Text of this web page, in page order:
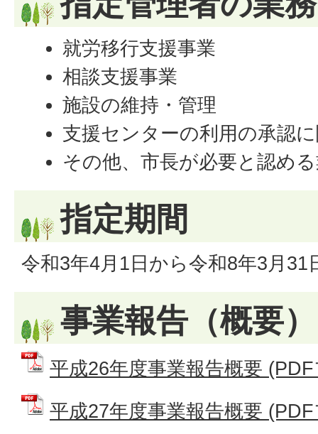
就労移行支援事業
相談支援事業
施設の維持・管理
支援センターの利用の承認
その他、市長が必要と認め
指定期間
令和3年4月1日から令和8年3月31
事業報告（概要）
平成26年度事業報告概要
平成27年度事業報告概要